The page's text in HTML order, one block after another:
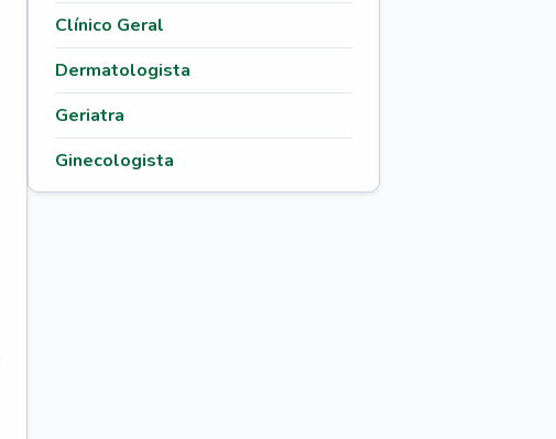
Clínico Geral
Dermatologista
Geriatra
Ginecologista